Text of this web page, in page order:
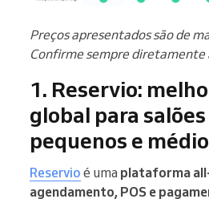
Preços apresentados são de
Confirme sempre diretamente
1. Reservio:
global para
pequenos e
Reservio é uma plataforma
agendamento, POS e